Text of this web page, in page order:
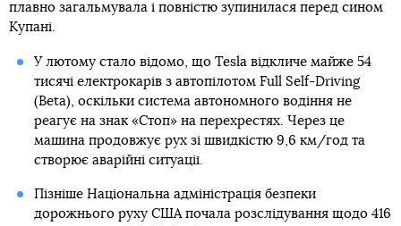
плавно загальмувала і повністю зупинилася перед сином
Купані.
У лютому стало відомо, що Tesla відкличе майже 54
тисячі електрокарів з автопілотом Full Self-Driving
(Beta), оскільки система автономного водіння не
реагує на знак «Стоп» на перехрестях. Через це
машина продовжує рух зі швидкістю 9,6 км/год та
створює аварійні ситуації.
Пізніше Національна адміністрація безпеки
дорожнього руху США почала розслідування щодо 416